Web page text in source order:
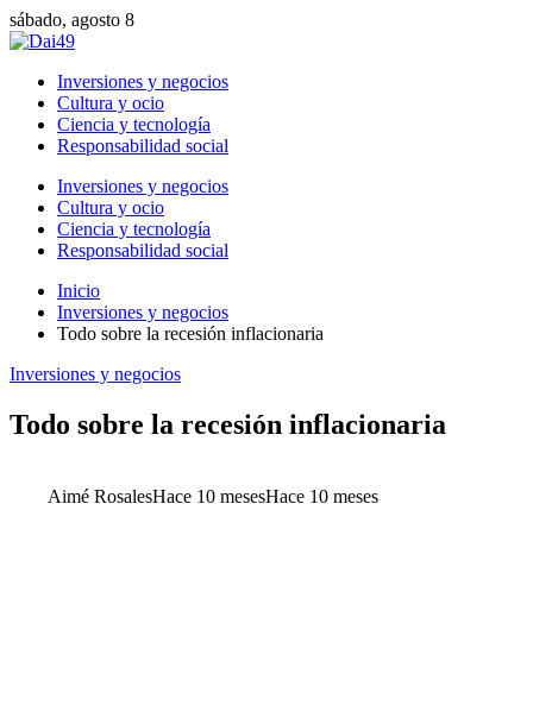
sábado, agosto 8
Inversiones y negocios
Cultura y ocio
Ciencia y tecnología
Responsabilidad social
Inversiones y negocios
Cultura y ocio
Ciencia y tecnología
Responsabilidad social
Inicio
Inversiones y negocios
Todo sobre la recesión inflacionaria
Inversiones y negocios
Todo sobre la recesión inflacionaria
Aimé RosalesHace 10 mesesHace 10 meses